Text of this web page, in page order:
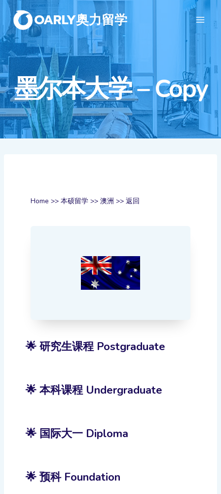
OARLY奥力留学
墨尔本大学 – Copy
Home >> 本硕留学 >> 澳洲 >> 返回
🌟 研究生课程 Postgraduate
🌟 本科课程 Undergraduate
🌟 国际大一 Diploma
🌟 预科 Foundation